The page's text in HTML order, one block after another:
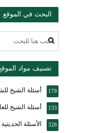
البحث في الموقع
تصنيف مواد
أسئلة الشيخ 179
أسئلة الشيخ 133
الأسئلة الحديثية 328